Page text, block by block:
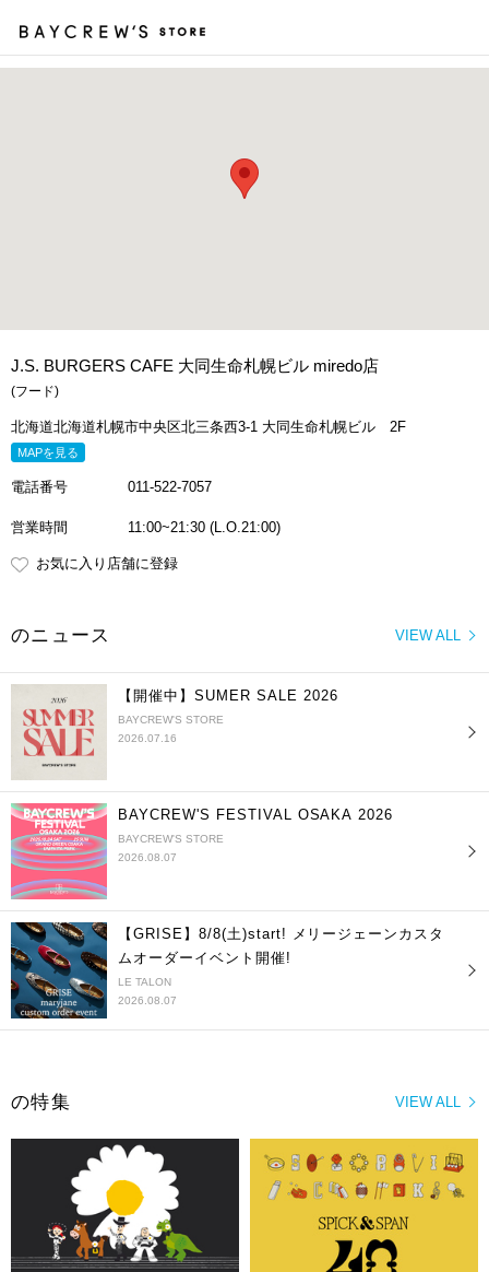
J.S. BURGERS CAFE 大同生命札幌ビル miredo店
(フード)
北海道北海道札幌市中央区北三条西3-1 大同生命札幌ビル 2F
MAPを見る
電話番号 011-522-7057
営業時間 11:00~21:30 (L.O.21:00)
お気に入り店舗に登録
VIEW ALL
のニュース
【開催中】SUMER SALE 2026
BAYCREW'S STORE
2026.07.16
BAYCREW'S FESTIVAL OSAKA 2026
BAYCREW'S STORE
2026.08.07
【GRISE】8/8(土)start! メリージェーンカスタ
ムオーダーイベント開催!
LE TALON
2026.08.07
VIEW ALL
の特集